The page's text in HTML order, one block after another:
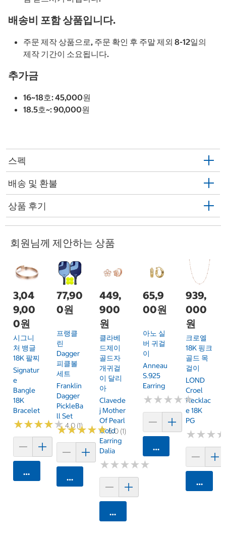
배송비 포함 상품입니다.
주문 제작 상품으로, 주문 확인 후 주말 제외 8-12일의
제작 기간이 소요됩니다.
추가금
16~18호: 45,000원
18.5호~: 90,000원
스펙
배송 및 환불
상품 후기
회원님께 제안하는 상품
3,04
9,00
0원
시그니
처 뱅글
18K 팔찌
Signatur
E
Bangle
18K
Bracelet
★★★★★
★★★★★ 4.0 (1)
카트에 담기
77,90
0원
프랭클
린
Dagger
피클볼
세트
Franklin
Dagger
PickleBa
Ll Set
★★★★★
★★★★★5.0 (1)
카트에 담기
449,
900
원
클라베
드제이
골드자
개귀걸
이 달리
아
Clavede
J Mother
Of Pearl
Gold
Earring
Dalia
★★★★★
★★★★★
카트에 담기
65,9
00원
아노 실
버 귀걸
이
Anneau
S.925
Earring
★★★★★
★★★★★
카트에 담기
939,
000
원
크로엘
18K 핑크
골드 목
걸이
LOND
Croel
Necklac
E 18K
PG
★★★
★★★
카트에